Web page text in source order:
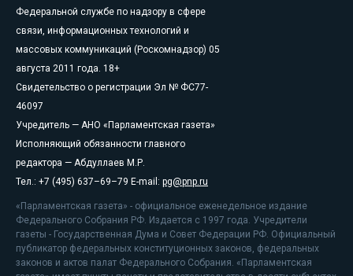
Федеральной службе по надзору в сфере
связи, информационных технологий и
массовых коммуникаций (Роскомнадзор) 05
августа 2011 года. 18+
Свидетельство о регистрации Эл № ФС77-
46097
Учредитель — АНО «Парламентская газета»
Исполняющий обязанности главного
редактора — Абдуллаев М.Р.
Тел.: +7 (495) 637–69–79 E-mail: pg@pnp.ru
«Парламентская газета» - официальное еженедельное издание
Федерального Собрания РФ. Издается с 1997 года. Учредители
газеты - Государственная Дума и Совет Федерации РФ. Официальный
публикатор федеральных конституционных законов, федеральных
законов и актов палат Федерального Собрания. «Парламентская